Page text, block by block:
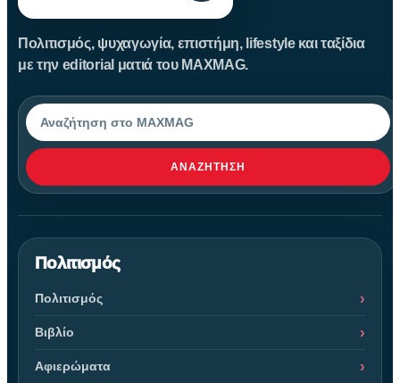
Πολιτισμός, ψυχαγωγία, επιστήμη, lifestyle και ταξίδια
με την editorial ματιά του MAXMAG.
Αναζήτηση
ΑΝΑΖΉΤΗΣΗ
Πολιτισμός
Πολιτισμός
Βιβλίο
Αφιερώματα